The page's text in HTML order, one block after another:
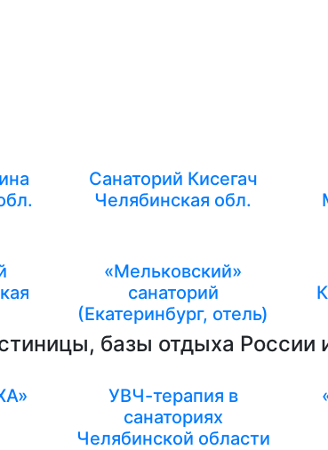
Санаторий Кисегач
Челябинская обл.
«Мельковский»
санаторий
(Екатеринбург, отель)
базы отдыха России
УВЧ-терапия в
санаториях
Челябинской области